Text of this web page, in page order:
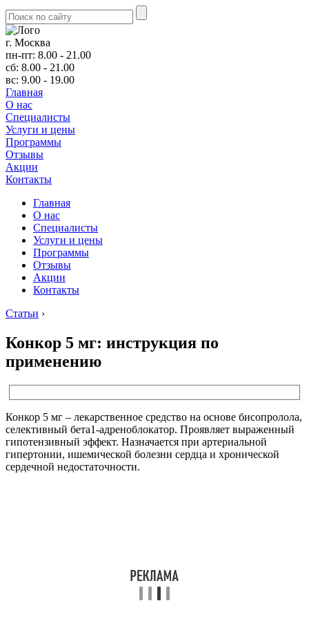
г. Москва
пн-пт: 8.00 - 21.00
сб: 8.00 - 21.00
вс: 9.00 - 19.00
Главная
О нас
Cпециалисты
Услуги и цены
Программы
Отзывы
Акции
Контакты
Главная
О нас
Cпециалисты
Услуги и цены
Программы
Отзывы
Акции
Контакты
Статьи ›
Конкор 5 мг: инструкция по
применению
Конкор 5 мг – лекарственное средство на основе бисопролола,
селективный бета1-адреноблокатор. Проявляет выраженный
гипотензивный эффект. Назначается при артериальной
гипертонии, ишемической болезни сердца и хронической
сердечной недостаточности.